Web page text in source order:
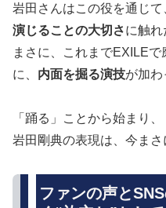
岩田さんはこの役を通じて
演じることの大切さに触れ
まさに、これまでEXILEで
に、 内面を掘る演技が加わ
「踊る」ことから始まり
岩田剛典の表現は、今まさ
ファンの声と